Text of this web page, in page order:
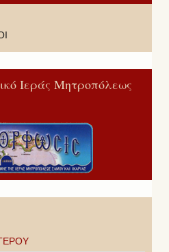
Ιεράς Μητροπόλεως